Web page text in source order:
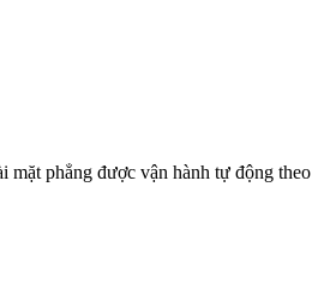
phẳng được vận hành tự động theo